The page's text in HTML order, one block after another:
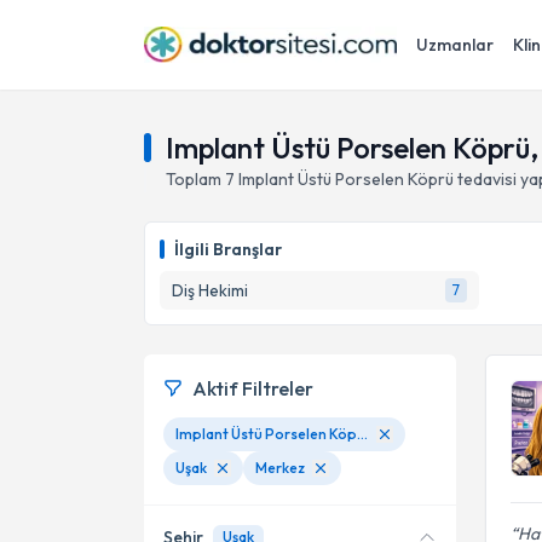
Uzmanlar
Implant Üstü Porselen
Toplam 7 Implant Üstü Porselen Köprü tedavisi
İlgili Branşlar
Diş Hekimi
7
Aktif Filtreler
Implant Üstü Porselen Köprü
Uşak
Merkez
Şehir Uşak